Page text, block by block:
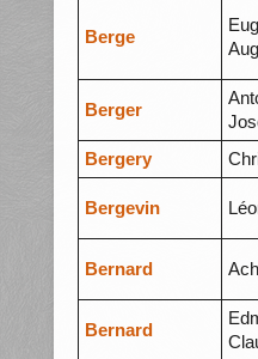
Berge
Berger
Bergery
Bergevin
Bernard
Bernard